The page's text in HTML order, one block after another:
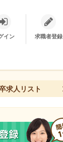
イン 求職者登録
求人リスト